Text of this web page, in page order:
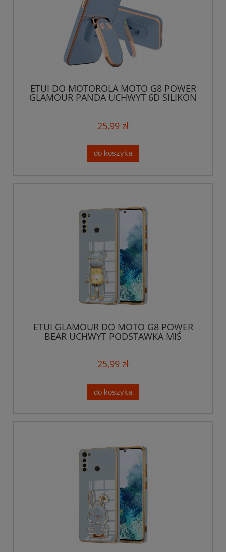
ETUI DO MOTOROLA MOTO G8 POWER
GLAMOUR PANDA UCHWYT 6D SILIKON
25,99 zł
do koszyka
ETUI GLAMOUR DO MOTO G8 POWER
BEAR UCHWYT PODSTAWKA MIŚ
25,99 zł
do koszyka